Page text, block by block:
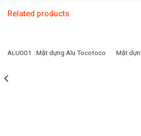
Related products
ALU001 : Mặt dựng Alu Tocotoco Mặt